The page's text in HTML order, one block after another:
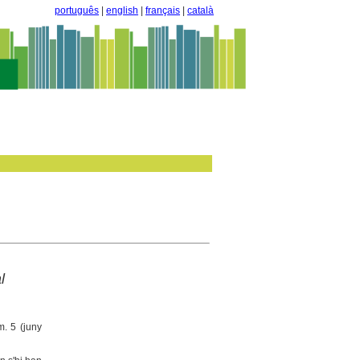
português english français català
5 (juny